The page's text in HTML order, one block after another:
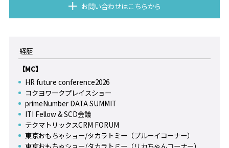
お問い合わせはこちらから
経歴
【MC】
HR future conference2026
コクヨワークプレイスショー
primeNumber DATA SUMMIT
ITI Fellow & SCD会議
テクマトリックスCRM FORUM
東京おもちゃショー/タカラトミー（ブルーイコーナー）
東京おもちゃショー/タカラトミー（リカちゃんコーナー）